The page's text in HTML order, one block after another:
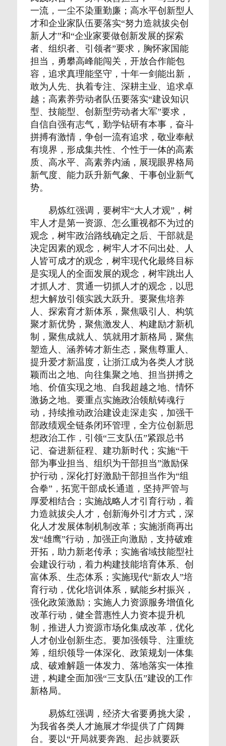
一流，一尘不染重勤廉；高水平创新型人
才和企业家队伍要落实“努力造就拔尖创
新人才”和“企业家要做创新发展的探索
者、组织者、引领者”要求，胸怀家国能
担当，勇攀高峰能闯关，开放合作能包
容，追求真理能坚守，十年一剑能出新，
敢为人先、执着专注、深耕主业、追求卓
越；高素养劳动者队伍要落实“建设知识
型、技能型、创新型劳动者大军”要求，
自信自强有志气，勤学钻研有本事，奋斗
拼搏有激情，争创一流有追求，敬业奉献
有境界，形成集共性、个性于一体的高素
质、高水平、高素养内涵，展现眼界格局
新气度、能力跃升新气象、干事创业新气
势。
易炼红强调，要树牢“大人才观”，树
牢人才是第一资源、怎么重视都不为过的
观念，树牢政治路线确定之后、干部就是
决定因素的观念，树牢人才不问出处、人
人皆可成才的观念，树牢现代化最终目标
是实现人的全面发展的观念，树牢跳出人
才抓人才、贯通一切抓人才的观念，以思
想大解放引领实践大跃升。要聚焦培养
人、探索育才新体系，聚焦吸引人、构筑
聚才新优势，聚焦激发人、构建励才新机
制，聚焦成就人、筑就用才新格局，聚焦
塑造人、涵养铸才新生态，聚焦尊重人、
提升爱才新温度，让浙江成为各类人才脱
颖而出之地、向往集聚之地、担当拼搏之
地、价值实现之地、自我超越之地、情怀
激扬之地。要重点实施政治领航铸魂行
动，持续推动政治建设走深走实，加强干
部政绩观全链条闭环管理，全方位创新思
想政治工作，引领“三支队伍”紧跟总书
记、奋进新征程、建功新时代；实施“干
部为事业担当、组织为干部担当”激励保
护行动，深化打好激励干部担当作为“组
合拳”，拓宽干部成长通道，坚持严管与
厚爱相结合；实施战略人才引育行动，着
力造就拔尖人才，创新海外引才方式，深
化人才发展体制机制改革；实施浙商再出
发“雄鹰”行动，加强正向激励，支持破难
开拓，助力新老传承；实施省域技能型社
会建设行动，着力构建技能培育体系、创
富体系、生态体系；实施现代“新农人”培
育行动，优化培训体系，赋能乡村振兴，
强化政策激励；实施人力资源服务增值化
改革行动，健全普惠性人力资本提升机
制，推进人力资源市场化集成改革，优化
人才创业创新生态。要加强领导、注重统
筹，组织领导一体深化、政策规划一体集
成、破难解题一体发力、落地落实一体推
进，构建全面加强“三支队伍”建设的工作
新格局。
易炼红强调，经济大省要勇挑大梁，
为我省各类人才施展才华提供了广阔舞
台。要以“开局就要奔跑、起步就要跃